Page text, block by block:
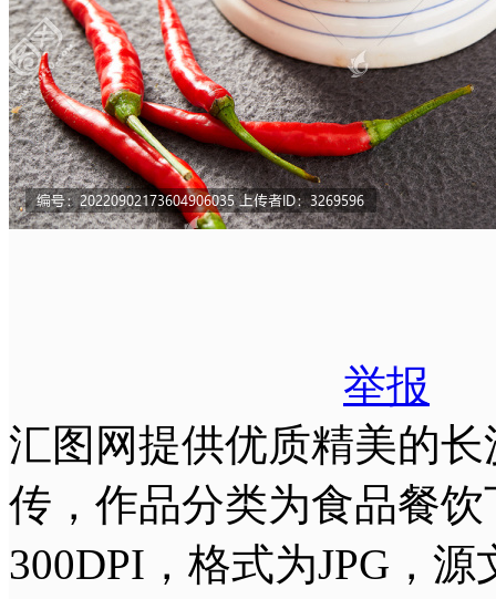
举报
汇图网提供优质精美的
传，作品分类为食品餐
300DPI，格式为JPG，